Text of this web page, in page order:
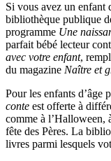
Si vous avez un
bibliothèque publique
programme Une
parfait bébé lecteur
avec votre enfant,
du magazine Naître et
Pour les enfants d’âge
conte est offerte à
comme à l’Halloween,
fête des Pères. La
livres parmi lesquels